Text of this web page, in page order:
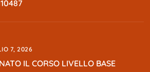
7 , 2026
IL CORSO LIVELLO BASE